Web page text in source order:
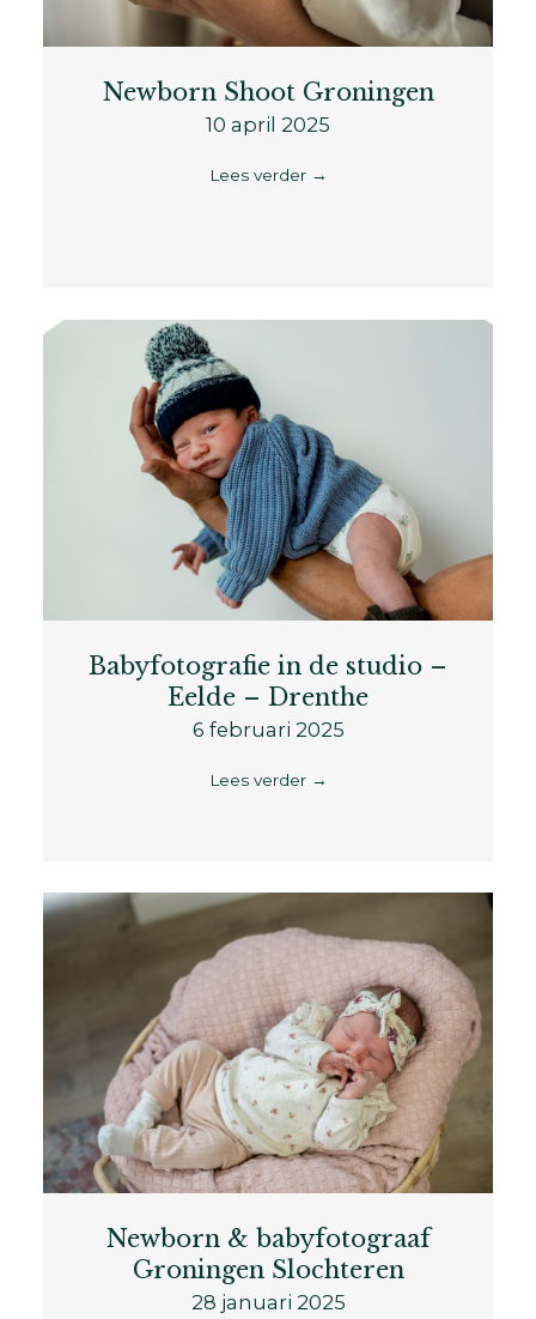
Newborn Shoot Groningen
10 april 2025
Lees verder →
Babyfotografie in de studio –
Eelde – Drenthe
6 februari 2025
Lees verder →
Newborn & babyfotograaf
Groningen Slochteren
28 januari 2025